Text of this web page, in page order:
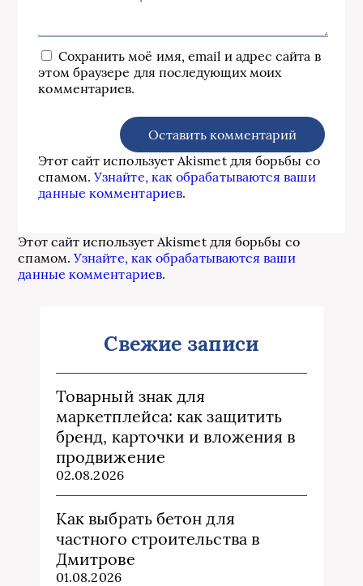
Сохранить моё имя, email и адрес сайта в
этом браузере для последующих моих
комментариев.
Этот сайт использует Akismet для борьбы со
спамом.Узнайте, как обрабатываются ваши
данные комментариев.
Этот сайт использует Akismet для борьбы со
спамом.Узнайте, как обрабатываются ваши
данные комментариев.
Свежие записи
Товарный знак для
маркетплейса: как защитить
бренд, карточки и вложения в
продвижение
02.08.2026
Как выбрать бетон для
частного строительства в
Дмитрове
01.08.2026